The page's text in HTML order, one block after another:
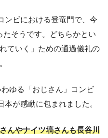
ンビにおける登竜門で、今
たそうです。どちらかとい
ていく」ための通過儀礼の
ゆる「おじさん」コンビ
が感動に包まれました。
んやナイツ塙さんも長谷川